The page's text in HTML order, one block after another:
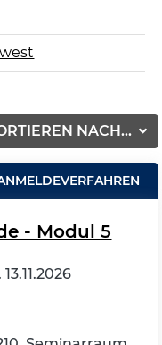
NACH...
- Modul 5
13.11.2026